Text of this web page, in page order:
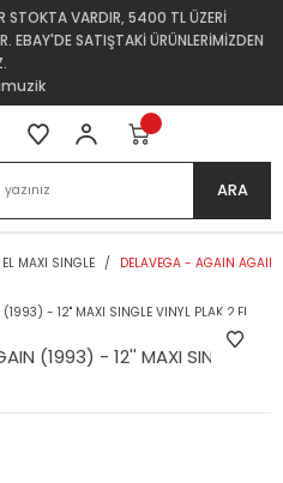
STOKTA VARDIR, 5400 TL ÜZERİ
EBAY'DE SATIŞTAKİ ÜRÜNLERİMİZDEN
ARA
MAXI SINGLE DELAVEGA - AGAIN
(1993) - 12'' MAXI SINGLE